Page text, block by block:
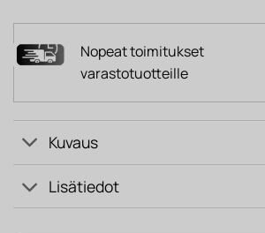
Nopeat toimitukset
varastotuotteille
Kuvaus
Lisätiedot